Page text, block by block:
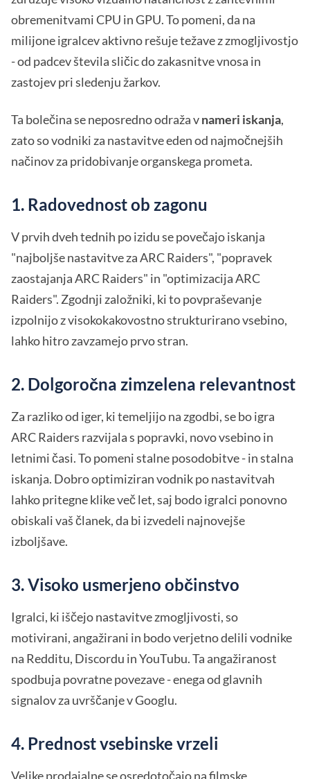
obremenitvami CPU in GPU. To pomeni, da na
milijone igralcev aktivno rešuje težave z zmogljivostjo
- od padcev števila sličic do zakasnitve vnosa in
zastojev pri sledenju žarkov.
Ta bolečina se neposredno odraža vnameri iskanja,
zato so vodniki za nastavitve eden od najmočnejših
načinov za pridobivanje organskega prometa.
1. Radovednost ob zagonu
V prvih dveh tednih po izidu se povečajo iskanja
"najboljše nastavitve za ARC Raiders", "popravek
zaostajanja ARC Raiders" in "optimizacija ARC
Raiders". Zgodnji založniki, ki to povpraševanje
izpolnijo z visokokakovostno strukturirano vsebino,
lahko hitro zavzamejo prvo stran.
2. Dolgoročna zimzelena relevantnost
Za razliko od iger, ki temeljijo na zgodbi, se bo igra
ARC Raiders razvijala s popravki, novo vsebino in
letnimi časi. To pomeni stalne posodobitve - in stalna
iskanja. Dobro optimiziran vodnik po nastavitvah
lahko pritegne klike več let, saj bodo igralci ponovno
obiskali vaš članek, da bi izvedeli najnovejše
izboljšave.
3. Visoko usmerjeno občinstvo
Igralci, ki iščejo nastavitve zmogljivosti, so
motivirani, angažirani in bodo verjetno delili vodnike
na Redditu, Discordu in YouTubu. Ta angažiranost
spodbuja povratne povezave - enega od glavnih
signalov za uvrščanje v Googlu.
4. Prednost vsebinske vrzeli
Velike prodajalne se osredotočajo na filmske